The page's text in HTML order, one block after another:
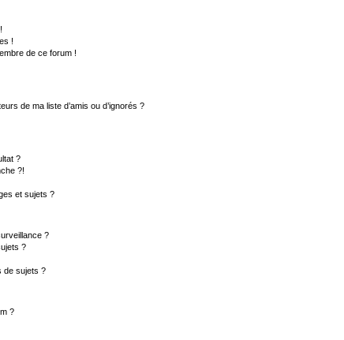
!
de ce forum !
de ma liste d’amis ou d’ignorés ?
?
?!
et sujets ?
?
?
de sujets ?
?